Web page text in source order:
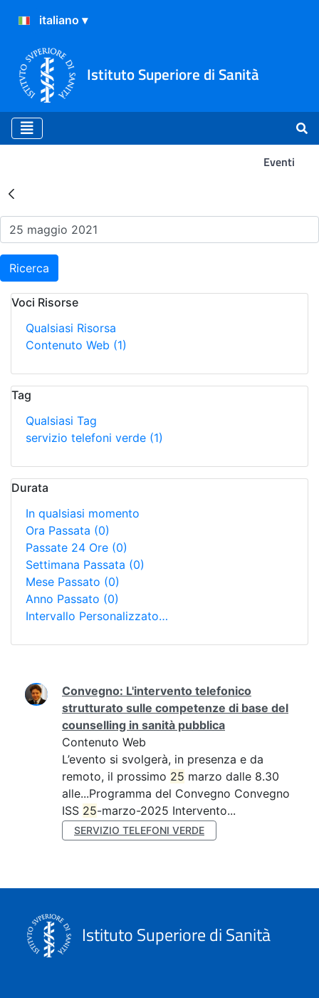
Istituto Superiore di Sanità
Eventi
Risultati della Ricerca -
Ricerca
Voci Risorse
Qualsiasi Risorsa
Contenuto Web (1)
Tag
Qualsiasi Tag
servizio telefoni verde (1)
Durata
In qualsiasi momento
Ora Passata (0)
Passate 24 Ore (0)
Settimana Passata (0)
Mese Passato (0)
Anno Passato (0)
Intervallo Personalizzato…
Ricerca
Convegno: L'intervento telefonico
strutturato sulle competenze di base del
counselling in sanità pubblica
Contenuto Web
L’evento si svolgerà, in presenza e da
remoto, il prossimo 25 marzo dalle 8.30
alle...Programma del Convegno Convegno
ISS 25-marzo-2025 Intervento...
SERVIZIO TELEFONI VERDE
Istituto Superiore di Sanità